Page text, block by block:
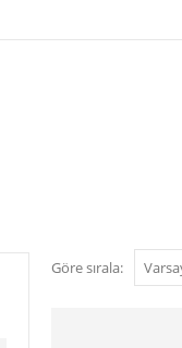
Göre sırala: